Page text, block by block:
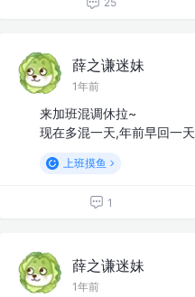
薛之谦迷妹
1年前
来加班混调休拉~
现在多混一天,年前早回一天
上班摸鱼
1
薛之谦迷妹
1年前